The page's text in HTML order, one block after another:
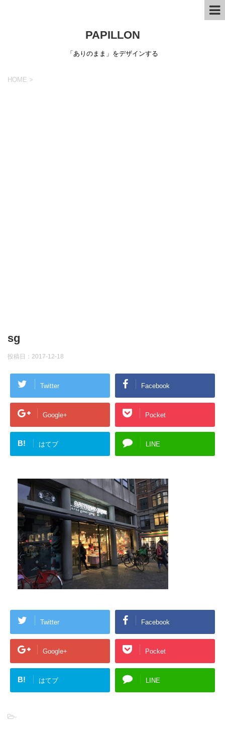
PAPILLON
「ありのまま」をデザインする
HOME >
sg
投稿日： 2017-12-18
Twitter Facebook
Google+ Pocket
B! はてブ LINE
Twitter Facebook
Google+ Pocket
B! はてブ LINE
-